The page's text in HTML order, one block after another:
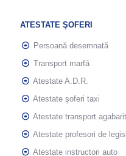
ATESTATE ŞOFERI
Persoană desemnată
Transport marfă
Atestate A.D.R.
Atestate şoferi taxi
Atestate transport
Atestate profesori de
Atestate instructori auto